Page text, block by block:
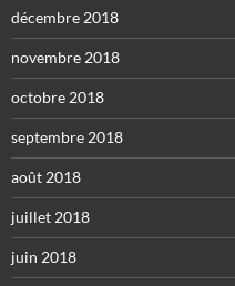
décembre 2018
novembre 2018
octobre 2018
septembre 2018
août 2018
juillet 2018
juin 2018